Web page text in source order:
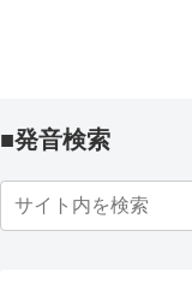
■発音検索